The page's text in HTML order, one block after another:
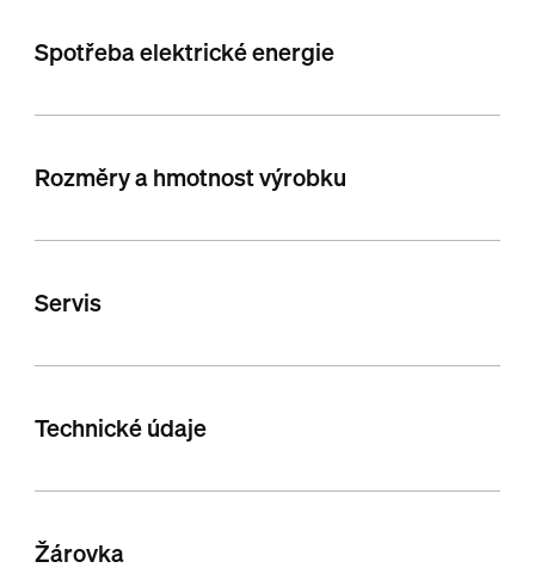
Spotřeba elektrické energie
Rozměry a hmotnost výrobku
Servis
Technické údaje
Žárovka